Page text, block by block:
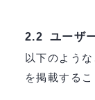
2.2 ユーザ
以下のよう
を掲載する